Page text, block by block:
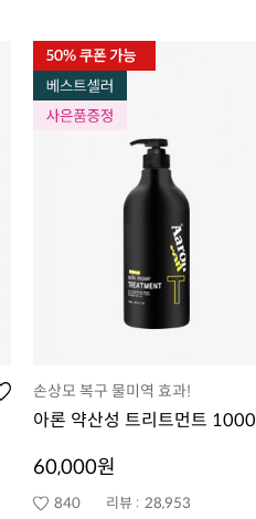
손상모 복구 물미역 효과!
아론 약산성 트리트먼트
60,000원
840 리뷰 : 28,953